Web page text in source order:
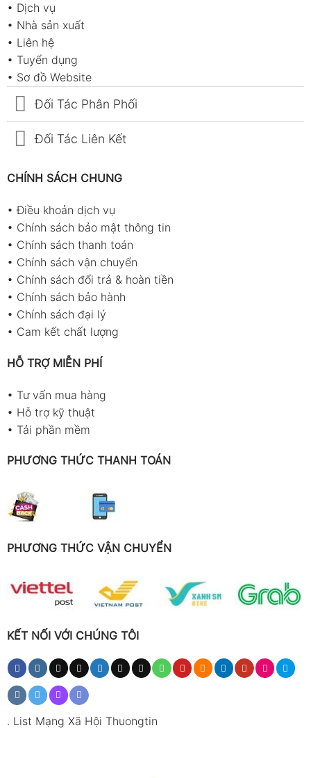
• Dịch vụ
• Nhà sản xuất
• Liên hệ
• Tuyển dụng
• Sơ đồ Website
Đối Tác Phân Phối
Đối Tác Liên Kết
CHÍNH SÁCH CHUNG
•Điều khoản dịch vụ
• Chính sách bảo mật thông tin
• Chính sách thanh toán
• Chính sách vận chuyển
• Chính sách đổi trả & hoàn tiền
• Chính sách bảo hành
• Chính sách đại lý
• Cam kết chất lượng
HỖ TRỢ MIỄN PHÍ
• Tư vấn mua hàng
• Hỗ trợ kỹ thuật
• Tải phần mềm
PHƯƠNG THỨC THANH TOÁN
PHƯƠNG THỨC VẬN CHUYỂN
KẾT NỐI VỚI CHÚNG TÔI
. List Mạng Xã Hội Thuongtin